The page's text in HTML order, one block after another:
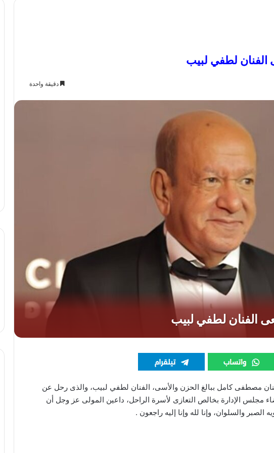
الفنان لطفي لبيب
دقيقة واحدة
مصطفى كامل ببالغ الحزن والأسى، الفنان لطفي لبيب، والذى رحل عن
مجلس الإدارة بخالص التعازى لأسرة الراحل، داعين المولى عز وجل أن
الصبر والسلوان، وإنا لله وإنا إليه راجعون .